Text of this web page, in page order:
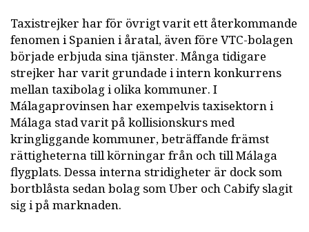
Taxistrejker har för övrigt varit ett återkommande
fenomen i Spanien i åratal, även före VTC-bolagen
började erbjuda sina tjänster. Många tidigare
strejker har varit grundade i intern konkurrens
mellan taxibolag i olika kommuner. I
Málagaprovinsen har exempelvis taxisektorn i
Málaga stad varit på kollisionskurs med
kringliggande kommuner, beträffande främst
rättigheterna till körningar från och till Málaga
flygplats. Dessa interna stridigheter är dock som
bortblåsta sedan bolag som Uber och Cabify slagit
sig i på marknaden.